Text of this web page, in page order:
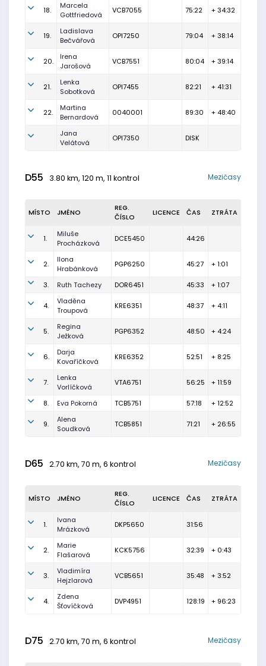
18.
Marcela
Gottfriedová
VCB7055 75:22 + 34:32
19.
Ladislava
Bečvářová
OPI7250 79:04 + 38:14
20.
Irena
Jarošová
VCB7551 80:04 + 39:14
21.
Lenka
Sobotková
OPI7455 82:21 + 41:31
22.
Martina
Bernardová
0040001 89:30 + 48:40
Jana
Velátová
OPI7350 DISK
D55 3.80 km, 120 m, 11 kontrol Mezičasy
MÍSTO JMÉNO
REG.
ČÍSLO
LICENCE ČAS ZTRÁTA
1.
Miluše
Procházková
DCE5450 44:26
2.
Ilona
Hrabánková
PGP6250 45:27 + 1:01
3. Ruth Tachezy DOR6451 45:33 + 1:07
4.
Vladěna
Troupová
KRE6351 48:37 + 4:11
5.
Regina
Ježková
PGP6352 48:50 + 4:24
6.
Darja
Kovaříčková
KRE6352 52:51 + 8:25
7.
Lenka
Vorlíčková
VTA6751 56:25 + 11:59
8. Eva Pokorná TCB5751 57:18 + 12:52
9.
Alena
Soudková
TCB5851 71:21 + 26:55
D65 2.70 km, 70 m, 6 kontrol Mezičasy
MÍSTO JMÉNO
REG.
ČÍSLO
LICENCE ČAS ZTRÁTA
1.
Ivana
Mrázková
DKP5650 31:56
2.
Marie
Flašarová
KCK5756 32:39 + 0:43
3.
Vladimíra
Hejzlarová
VCB5651 35:48 + 3:52
4.
Zdena
Šťovíčková
DVP4951 128:19 + 96:23
D75 2.70 km, 70 m, 6 kontrol Mezičasy